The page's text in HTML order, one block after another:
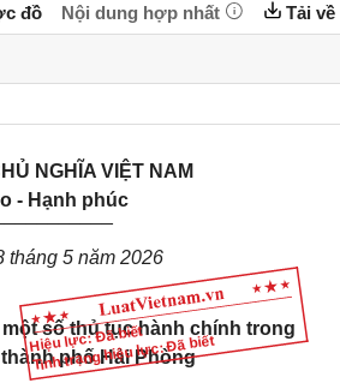
đồ Nội dung hợp nhất Tải về
Hiệu lực: Đã biết
Tình trạng hiệu lực: Đã biết
NGHĨA VIỆT NAM
- Hạnh phúc
tháng 5 năm 2026
số thủ tục hành chính trong
phố Hải Phòng